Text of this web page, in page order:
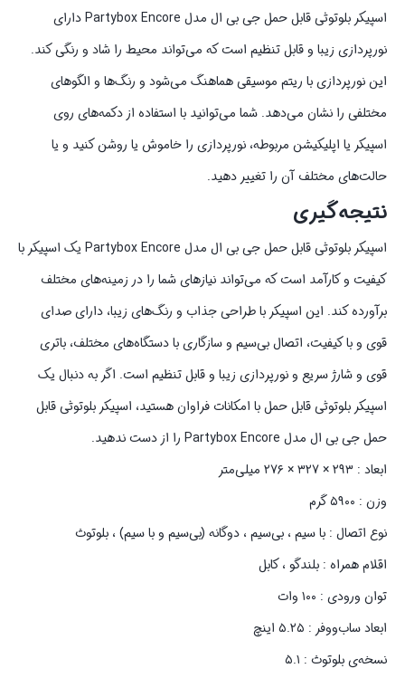
اسپیکر بلوتوثی قابل حمل جی بی ال مدل Partybox Encore دارای
نورپردازی زیبا و قابل تنظیم است که می‌تواند محیط را شاد و رنگی کند.
این نورپردازی با ریتم موسیقی هماهنگ می‌شود و رنگ‌ها و الگوهای
مختلفی را نشان می‌دهد. شما می‌توانید با استفاده از دکمه‌های روی
اسپیکر یا اپلیکیشن مربوطه، نورپردازی را خاموش یا روشن کنید و یا
حالت‌های مختلف آن را تغییر دهید.
نتیجه‌گیری
اسپیکر بلوتوثی قابل حمل جی بی ال مدل Partybox Encore یک اسپیکر با
کیفیت و کارآمد است که می‌تواند نیازهای شما را در زمینه‌های مختلف
برآورده کند. این اسپیکر با طراحی جذاب و رنگ‌های زیبا، دارای صدای
قوی و با کیفیت، اتصال بی‌سیم و سازگاری با دستگاه‌های مختلف، باتری
قوی و شارژ سریع و نورپردازی زیبا و قابل تنظیم است. اگر به دنبال یک
اسپیکر بلوتوثی قابل حمل با امکانات فراوان هستید، اسپیکر بلوتوثی قابل
حمل جی بی ال مدل Partybox Encore را از دست ندهید.
ابعاد : ۲۹۳ × ۳۲۷ × ۲۷۶ میلی‌متر
وزن : ۵۹۰۰ گرم
نوع اتصال : با سیم ، بی‌سیم ، دوگانه (بی‌سیم و با سیم) ، بلوتوث
اقلام همراه : بلندگو ، کابل
توان ورودی : ۱۰۰ وات
ابعاد ساب‌ووفر : ۵.۲۵ اینچ
نسخه‌ی بلوتوث : ۵.۱